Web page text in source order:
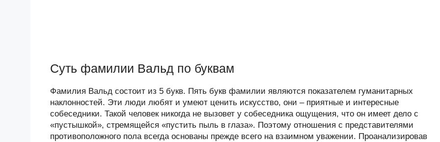
Суть фамилии Вальд по буквам
Фамилия Вальд состоит из 5 букв. Пять букв фамилии являются показателем гуманитарных
наклонностей. Эти люди любят и умеют ценить искусство, они – приятные и интересные
собеседники. Такой человек никогда не вызовет у собеседника ощущения, что он имеет дело с
«пустышкой», стремящейся «пустить пыль в глаза». Поэтому отношения с представителями
противоположного пола всегда основаны прежде всего на взаимном уважении. Проанализировав